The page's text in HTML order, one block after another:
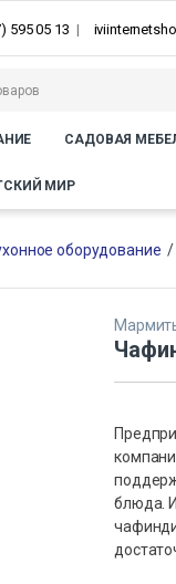
595 05 13
САДОВАЯ
МИР
оборудование /
блюда.